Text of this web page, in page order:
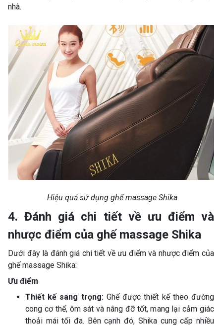
nhà.
Hiệu quả sử dụng ghế massage Shika
4. Đánh giá chi tiết về ưu điểm và
nhược điểm của ghế massage Shika
Dưới đây là đánh giá chi tiết về ưu điểm và nhược điểm của
ghế massage Shika:
Ưu điểm
Thiết kế sang trọng: Ghế được thiết kế theo đường
cong cơ thể, ôm sát và nâng đỡ tốt, mang lại cảm giác
thoải mái tối đa. Bên cạnh đó, Shika cung cấp nhiều